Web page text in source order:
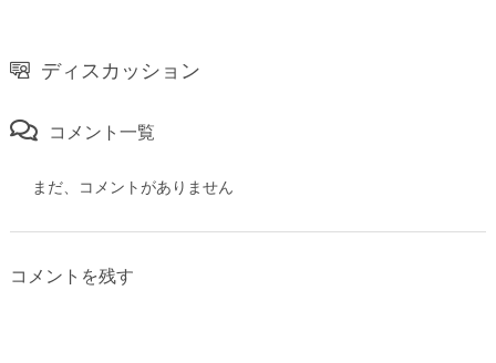
ディスカッション
コメント一覧
まだ、コメントがありません
コメントを残す